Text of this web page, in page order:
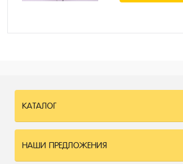
КАТАЛОГ
НАШИ ПРЕДЛОЖЕНИЯ